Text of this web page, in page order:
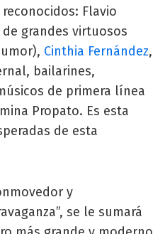
Flavio
grandes virtuosos
Cinthia Fernández,
bailarines,
de primera línea
Propato. Es esta
de esta
y
se le sumará